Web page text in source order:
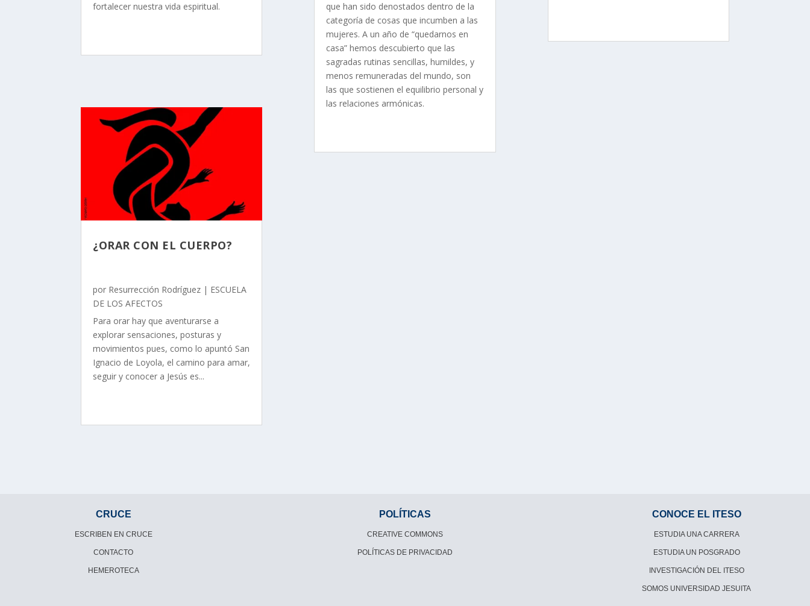
fortalecer nuestra vida espiritual.
¿ORAR CON EL CUERPO?
por Resurrección Rodríguez | ESCUELA
DE LOS AFECTOS
Para orar hay que aventurarse a
explorar sensaciones, posturas y
movimientos pues, como lo apuntó San
Ignacio de Loyola, el camino para amar,
seguir y conocer a Jesús es...
que han sido denostados dentro de la
categoría de cosas que incumben a las
mujeres. A un año de “quedarnos en
casa” hemos descubierto que las
sagradas rutinas sencillas, humildes, y
menos remuneradas del mundo, son
las que sostienen el equilibrio personal y
las relaciones armónicas.
CRUCE
ESCRIBEN EN CRUCE
CONTACTO
HEMEROTECA
POLÍTICAS
CREATIVE COMMONS
POLÍTICAS DE PRIVACIDAD
CONOCE EL ITESO
ESTUDIA UNA CARRERA
ESTUDIA UN POSGRADO
INVESTIGACIÓN DEL ITESO
SOMOS UNIVERSIDAD JESUITA